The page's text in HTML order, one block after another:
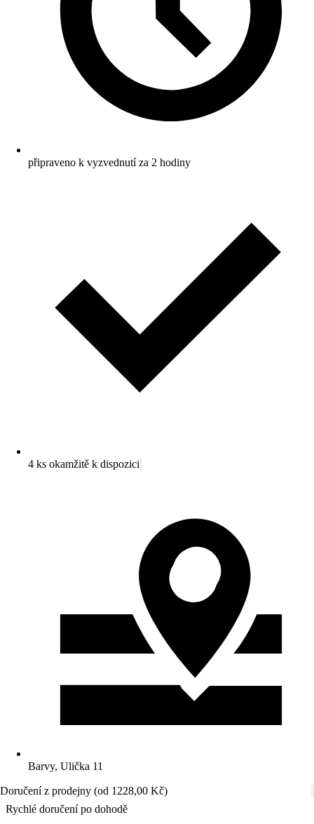
připraveno k vyzvednutí za 2 hodiny
4 ks okamžitě k dispozici
Barvy, Ulička 11
Doručení z prodejny (od 1228,00 Kč)
Rychlé doručení po dohodě